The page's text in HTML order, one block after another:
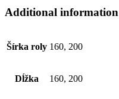
Additional information
Šírka roly 160, 200
Dĺžka 160, 200